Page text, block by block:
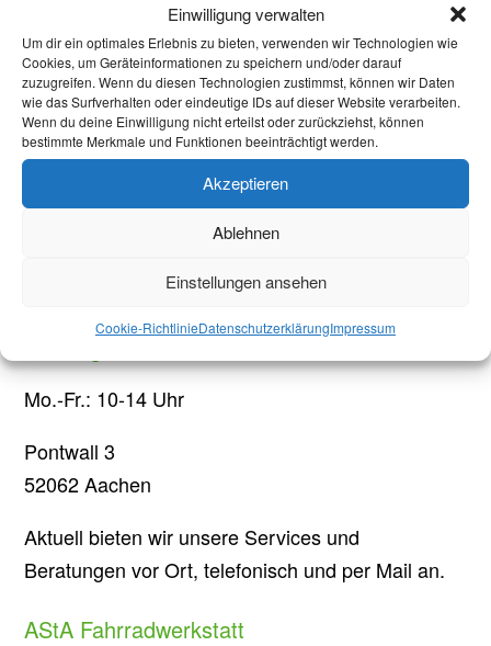
Einwilligung verwalten
Um dir ein optimales Erlebnis zu bieten, verwenden wir Technologien wie
Cookies, um Geräteinformationen zu speichern und/oder darauf
zuzugreifen. Wenn du diesen Technologien zustimmst, können wir Daten
wie das Surfverhalten oder eindeutige IDs auf dieser Website verarbeiten.
Wenn du deine Einwilligung nicht erteilst oder zurückziehst, können
bestimmte Merkmale und Funktionen beeinträchtigt werden.
Akzeptieren
Ablehnen
Einstellungen ansehen
Cookie-RichtlinieDatenschutzerklärungImpressum
Welcome Week und darüber hinaus: Onboarding
neuer internationaler Studierender
Warum Einsamkeit im Studium kein Versagen ist –
und was wirklich hilft
Protest in Düsseldorf: Studierende demonstrieren
gegen Sparmaßnahmen an Hochschulen in NRW
Briefwahl bei Stichwahl
Kommunalwahlen in Aachen: Jede Stimme zählt!
Mo.-Fr.: 10-14 Uhr
Pontwall 3
52062 Aachen
Aktuell bieten wir unsere Services und
Beratungen vor Ort, telefonisch und per Mail an.
AStA Fahrradwerkstatt